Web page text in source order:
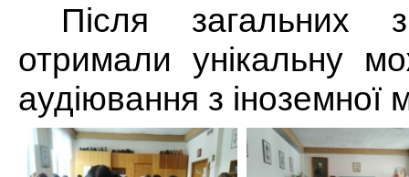
Після загальних
отримали унікальну
аудіювання з іноземної